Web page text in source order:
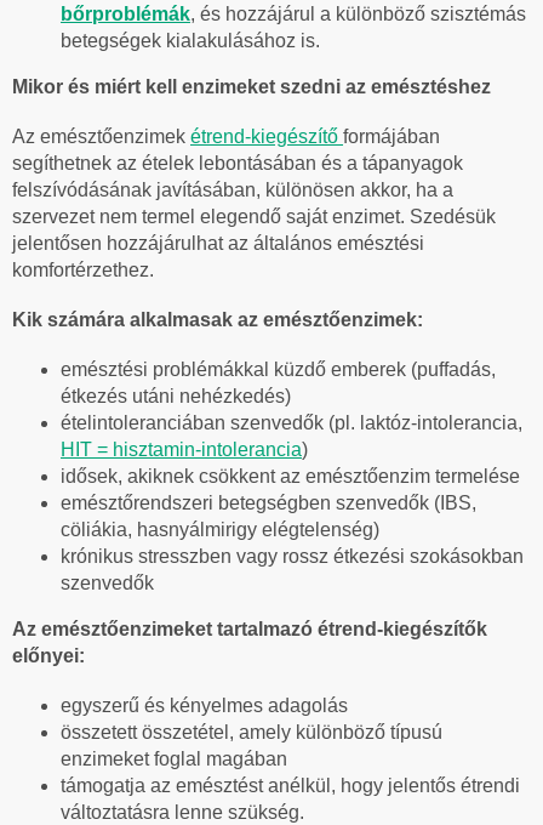
bőrproblémák, és hozzájárul a különböző szisztémás
betegségek kialakulásához is.
Mikor és miért kell enzimeket szedni az emésztéshez
Az emésztőenzimek étrend-kiegészítő formájában
segíthetnek az ételek lebontásában és a tápanyagok
felszívódásának javításában, különösen akkor, ha a
szervezet nem termel elegendő saját enzimet. Szedésük
jelentősen hozzájárulhat az általános emésztési
komfortérzethez.
Kik számára alkalmasak az emésztőenzimek:
emésztési problémákkal küzdő emberek (puffadás,
étkezés utáni nehézkedés)
ételintoleranciában szenvedők (pl. laktóz-intolerancia,
HIT = hisztamin-intolerancia)
idősek, akiknek csökkent az emésztőenzim termelése
emésztőrendszeri betegségben szenvedők (IBS,
cöliákia, hasnyálmirigy elégtelenség)
krónikus stresszben vagy rossz étkezési szokásokban
szenvedők
Az emésztőenzimeket tartalmazó étrend-kiegészítők
előnyei:
egyszerű és kényelmes adagolás
összetett összetétel, amely különböző típusú
enzimeket foglal magában
támogatja az emésztést anélkül, hogy jelentős étrendi
változtatásra lenne szükség.